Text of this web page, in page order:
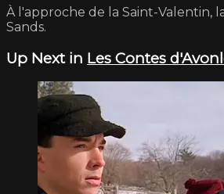
À l'approche de la Saint-Valentin,
Sands.
Up Next in Les Contes